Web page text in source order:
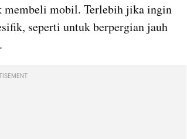
membeli mobil. Terlebih jika ingin
seperti untuk berpergian jauh